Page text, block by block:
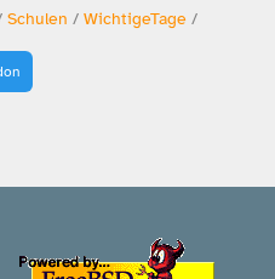
Schulen / WichtigeTage /